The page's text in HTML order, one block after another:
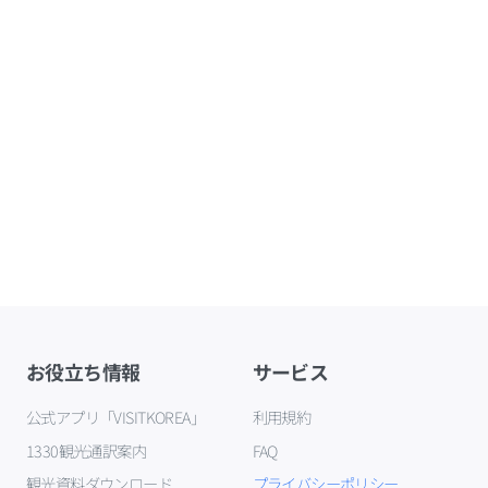
お役立ち情報
公式アプリ「VISITKOREA」
1330観光通訳案内
観光資料ダウンロード
サービス
利用規約
FAQ
プライバシーポリシー